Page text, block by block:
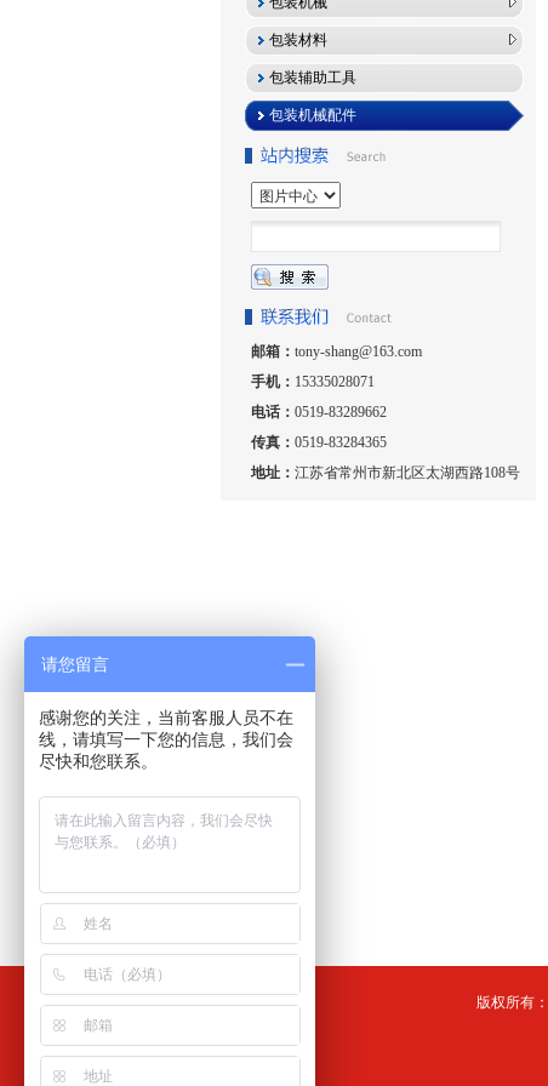
包装材料
包装辅助工具
包装机械配件
邮箱： tony-shang@163.com
手机： 15335028071
电话： 0519-83289662
传真： 0519-83284365
地址： 江苏省常州市新北区太湖西路108号
版权所有：
请您留言
感谢您的关注，当前客服人员不在
线，请填写一下您的信息，我们会
尽快和您联系。